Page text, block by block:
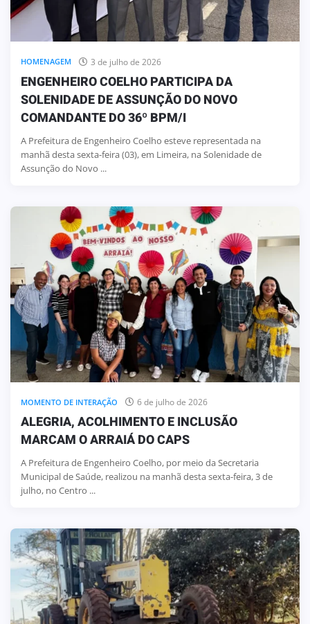
HOMENAGEM 3 de julho de 2026
ENGENHEIRO COELHO PARTICIPA DA
SOLENIDADE DE ASSUNÇÃO DO NOVO
COMANDANTE DO 36º BPM/I
A Prefeitura de Engenheiro Coelho esteve representada na
manhã desta sexta-feira (03), em Limeira, na Solenidade de
Assunção do Novo ...
MOMENTO DE INTERAÇÃO 6 de julho de 2026
ALEGRIA, ACOLHIMENTO E INCLUSÃO
MARCAM O ARRAIÁ DO CAPS
A Prefeitura de Engenheiro Coelho, por meio da Secretaria
Municipal de Saúde, realizou na manhã desta sexta-feira, 3 de
julho, no Centro ...